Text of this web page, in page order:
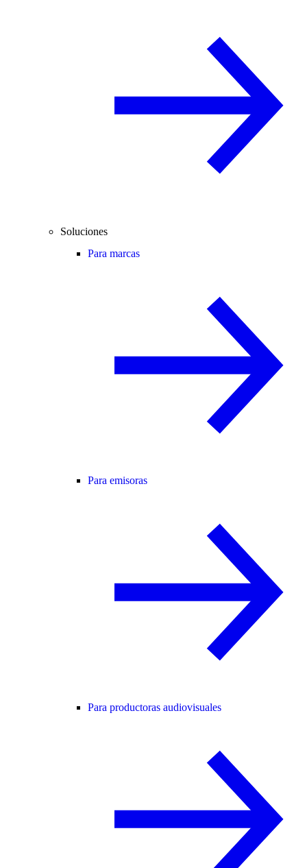
Soluciones
Para marcas
Para emisoras
Para productoras audiovisuales